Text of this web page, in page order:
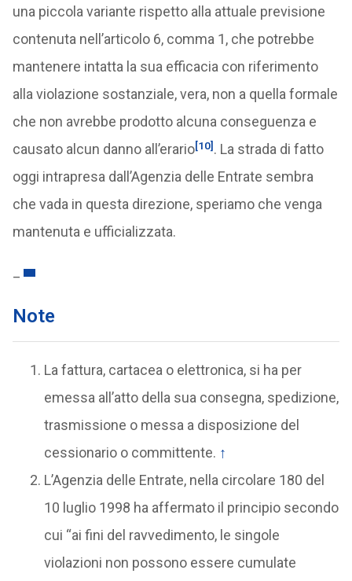
una piccola variante rispetto alla attuale previsione
contenuta nell’articolo 6, comma 1, che potrebbe
mantenere intatta la sua efficacia con riferimento
alla violazione sostanziale, vera, non a quella formale
che non avrebbe prodotto alcuna conseguenza e
causato alcun danno all’erario[10] . La strada di fatto
oggi intrapresa dall’Agenzia delle Entrate sembra
che vada in questa direzione, speriamo che venga
mantenuta e ufficializzata.
Note
La fattura, cartacea o elettronica, si ha per
emessa all’atto della sua consegna, spedizione,
trasmissione o messa a disposizione del
cessionario o committente. ↑
L’Agenzia delle Entrate, nella circolare 180 del
10 luglio 1998 ha affermato il principio secondo
cui “ai fini del ravvedimento, le singole
violazioni non possono essere cumulate